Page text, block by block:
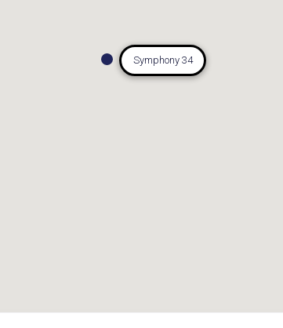
Symphony 34